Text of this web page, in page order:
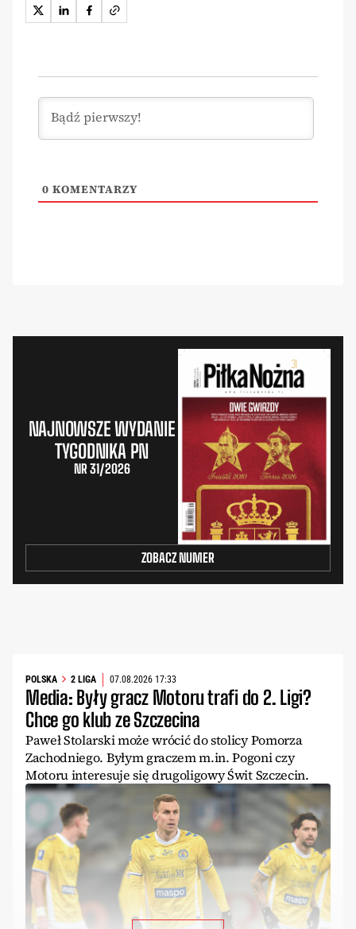
0 KOMENTARZY
NAJNOWSZE WYDANIE
TYGODNIKA PN
NR 31/2026
ZOBACZ NUMER
POLSKA 2 LIGA 07.08.2026 17:33
Media: Były gracz Motoru trafi do 2. Ligi?
Chce go klub ze Szczecina
Paweł Stolarski może wrócić do stolicy Pomorza
Zachodniego. Byłym graczem m.in. Pogoni czy
Motoru interesuje się drugoligowy Świt Szczecin.